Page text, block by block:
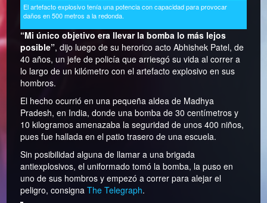
El artefacto explosivo tenía una potencia con capacidad para provocar
daños en 500 metros a la redonda.
“Mi único objetivo era llevar la bomba lo más lejos
posible”, dijo luego de su herorico acto Abhishek Patel, de
40 años, un jefe de policía que arriesgó su vida al correr a
lo largo de un kilómetro con el artefacto explosivo en sus
hombros.
El hecho ocurrió en una pequeña aldea de Madhya
Pradesh, en India, donde una bomba de 30 centímetros y
10 kilogramos amenazaba la seguridad de unos 400 niños,
pues fue hallada en el patio trasero de una escuela.
Sin posibilidad alguna de llamar a una brigada
antiexplosivos, el uniformado tomó la bomba, la puso en
uno de sus hombros y empezó a correr para alejar el
peligro, consignaThe Telegraph.